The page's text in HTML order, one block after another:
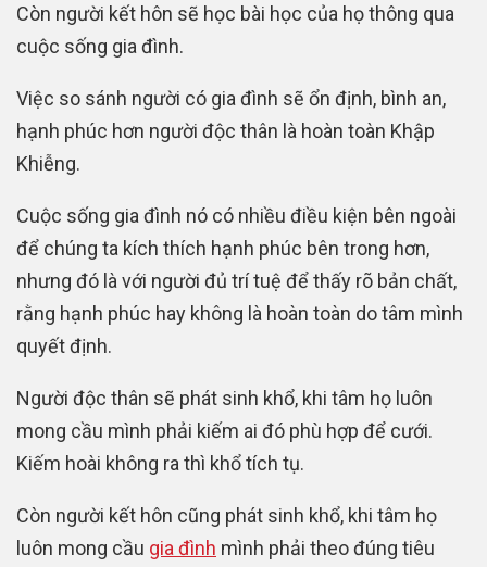
Còn người kết hôn sẽ học bài học của họ thông qua
cuộc sống gia đình.
Việc so sánh người có gia đình sẽ ổn định, bình an,
hạnh phúc hơn người độc thân là hoàn toàn Khập
Khiễng.
Cuộc sống gia đình nó có nhiều điều kiện bên ngoài
để chúng ta kích thích hạnh phúc bên trong hơn,
nhưng đó là với người đủ trí tuệ để thấy rõ bản chất,
rằng hạnh phúc hay không là hoàn toàn do tâm mình
quyết định.
Người độc thân sẽ phát sinh khổ, khi tâm họ luôn
mong cầu mình phải kiếm ai đó phù hợp để cưới.
Kiếm hoài không ra thì khổ tích tụ.
Còn người kết hôn cũng phát sinh khổ, khi tâm họ
luôn mong cầu gia đình mình phải theo đúng tiêu